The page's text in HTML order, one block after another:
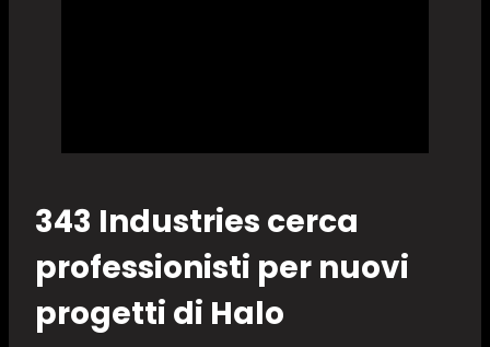
343 Industries cerca
professionisti per nuovi
progetti di Halo